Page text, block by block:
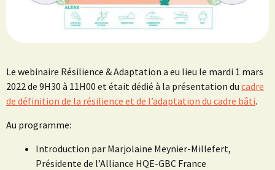
Le webinaire Résilience & Adaptation a eu lieu le mardi 1 mars
2022 de 9H30 à 11H00 et était dédié à la présentation du cadre
de définition de la résilience et de l’adaptation du cadre bâti.
Au programme:
Introduction par Marjolaine Meynier-Millefert,
Présidente de l’Alliance HQE-GBC France